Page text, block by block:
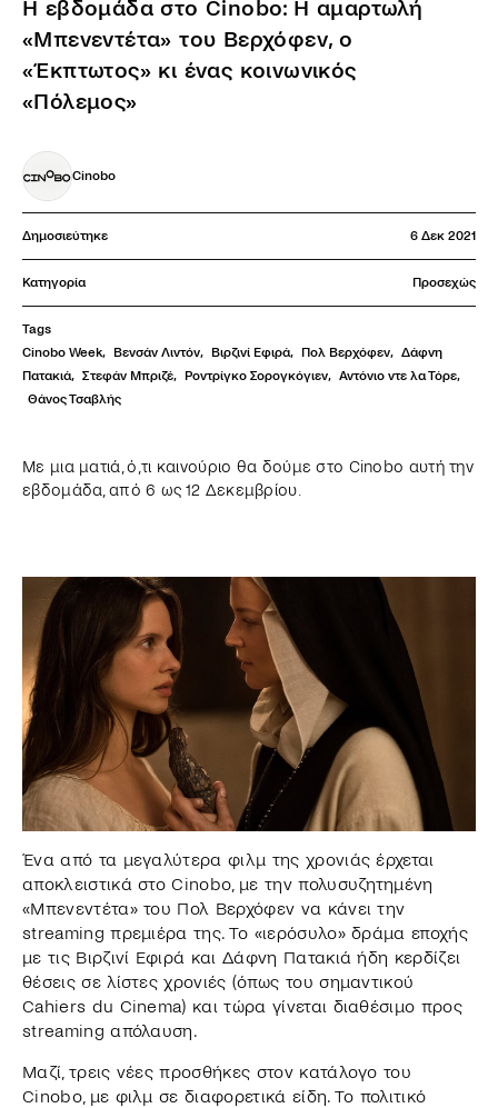
Η εβδομάδα στο Cinobo: Η αμαρτωλή
«Μπενεντέτα» του Βερχόφεν, ο
«Έκπτωτος» κι ένας κοινωνικός
«Πόλεμος»
Cinobo
Δημοσιεύτηκε 6 Δεκ 2021
Κατηγορία Προσεχώς
Tags
Cinobo Week, Βενσάν Λιντόν, Βιρζινί Εφιρά, Πολ Βερχόφεν, Δάφνη
Πατακιά, Στεφάν Μπριζέ, Ροντρίγκο Σορογκόγιεν, Αντόνιο ντε λα Τόρε,
Θάνος Τσαβλής
Με μια ματιά, ό,τι καινούριο θα δούμε στο Cinobo αυτή την
εβδομάδα, από 6 ως 12 Δεκεμβρίου.
Ένα από τα μεγαλύτερα φιλμ της χρονιάς έρχεται
αποκλειστικά στο Cinobo, με την πολυσυζητημένη
«Μπενεντέτα» του Πολ Βερχόφεν να κάνει την
streaming πρεμιέρα της. Το «ιερόσυλο» δράμα εποχής
με τις Βιρζινί Εφιρά και Δάφνη Πατακιά ήδη κερδίζει
θέσεις σε λίστες χρονιές (όπως του σημαντικού
Cahiers du Cinema) και τώρα γίνεται διαθέσιμο προς
streaming απόλαυση.
Μαζί, τρεις νέες προσθήκες στον κατάλογο του
Cinobo, με φιλμ σε διαφορετικά είδη. Το πολιτικό